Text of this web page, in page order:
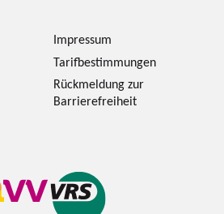
Impressum
Tarifbestimmungen
Rückmeldung zur
Barrierefreiheit